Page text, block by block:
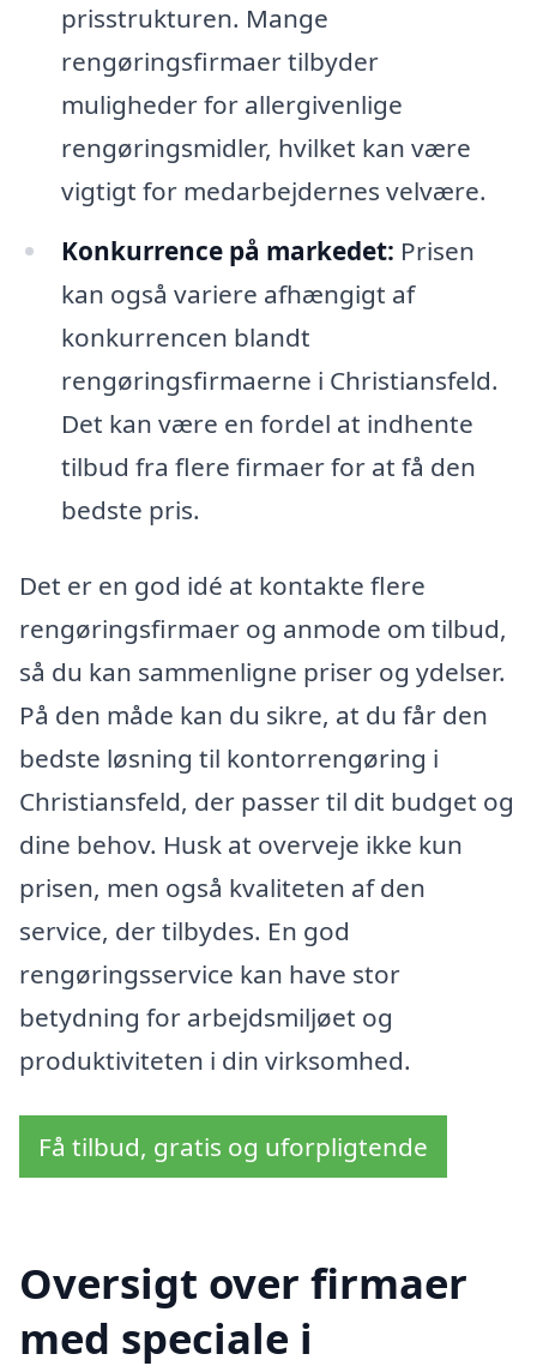
prisstrukturen. Mange
rengøringsfirmaer tilbyder
muligheder for allergivenlige
rengøringsmidler, hvilket kan være
vigtigt for medarbejdernes velvære.
Konkurrence på markedet: Prisen
kan også variere afhængigt af
konkurrencen blandt
rengøringsfirmaerne i Christiansfeld.
Det kan være en fordel at indhente
tilbud fra flere firmaer for at få den
bedste pris.
Det er en god idé at kontakte flere
rengøringsfirmaer og anmode om tilbud,
så du kan sammenligne priser og ydelser.
På den måde kan du sikre, at du får den
bedste løsning til kontorrengøring i
Christiansfeld, der passer til dit budget og
dine behov. Husk at overveje ikke kun
prisen, men også kvaliteten af den
service, der tilbydes. En god
rengøringsservice kan have stor
betydning for arbejdsmiljøet og
produktiviteten i din virksomhed.
Få tilbud, gratis og uforpligtende
Oversigt over firmaer
med speciale i